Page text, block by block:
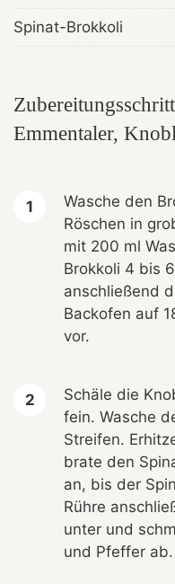
Spinat-Brokkoli
Emmentaler,
Wasche den
Röschen in
mit 200 ml
Brokkoli 4 bis
anschließend
Backofen auf
vor.
Schäle die
fein. Wasche
Streifen.
brate den
an, bis der
Rühre
unter und
und Pfeffer ab.